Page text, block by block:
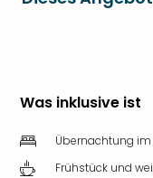
Was inklusive ist
Übernachtung im
Frühstück und